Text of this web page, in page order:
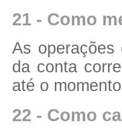
21 - Como
As operações
da conta
até o
22 - Como